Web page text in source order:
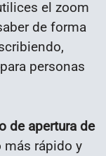
el zoom
de forma
personas
de apertura de
más rápido y